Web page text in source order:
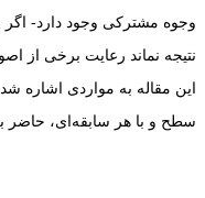
وجوه مشترکی وجود دارد- اگر
نتیجه نماند رعایت برخی از
این مقاله به مواردی اشاره
سطح و با هر سابقه‌ای، حاضر